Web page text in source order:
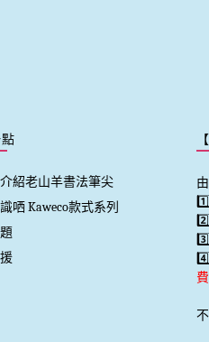
紹老山羊書法筆尖
哂 Kaweco款式系列